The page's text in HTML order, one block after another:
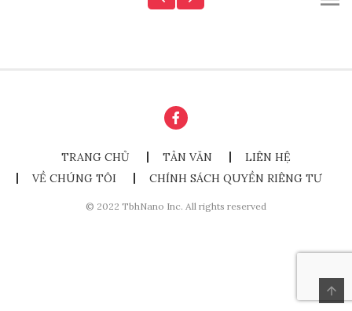
TRANG CHỦ TẢN VĂN
LIÊN HỆ
VỀ CHÚNG TÔI
CHÍNH SÁCH QUYỀN RIÊNG TƯ
© 2022 TbhNano Inc. All rights reserved